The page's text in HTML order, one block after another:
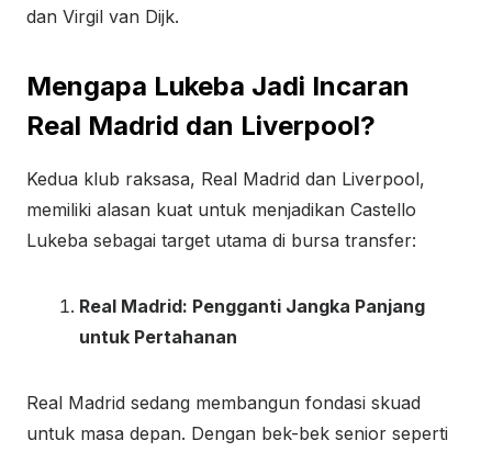
dan Virgil van Dijk.
Mengapa Lukeba Jadi Incaran
Real Madrid dan Liverpool?
Kedua klub raksasa, Real Madrid dan Liverpool,
memiliki alasan kuat untuk menjadikan Castello
Lukeba sebagai target utama di bursa transfer:
Real Madrid: Pengganti Jangka Panjang
untuk Pertahanan
Real Madrid sedang membangun fondasi skuad
untuk masa depan. Dengan bek-bek senior seperti